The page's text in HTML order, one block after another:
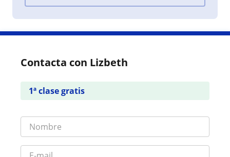
Contacta con Lizbeth
1ª clase gratis